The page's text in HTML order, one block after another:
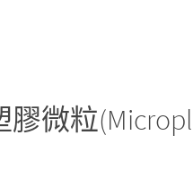
微粒